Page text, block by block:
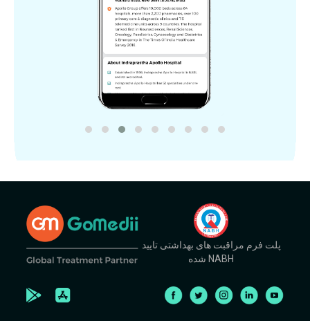
پلت فرم مراقبت های بهداشتی تایید
شده NABH